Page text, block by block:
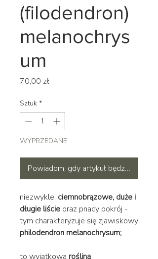
(filodendron)
melanochrys
um
70,00 złCena
Sztuk *
WYPRZEDANE
Powiadom, gdy artykuł będzie
niezwykle, ciemnobrązowe, duże i
długie liście oraz pnacy pokrój -
tym charakteryzuje się zjawiskowy
philodendron melanochrysum;
to wyjątkowa roślina